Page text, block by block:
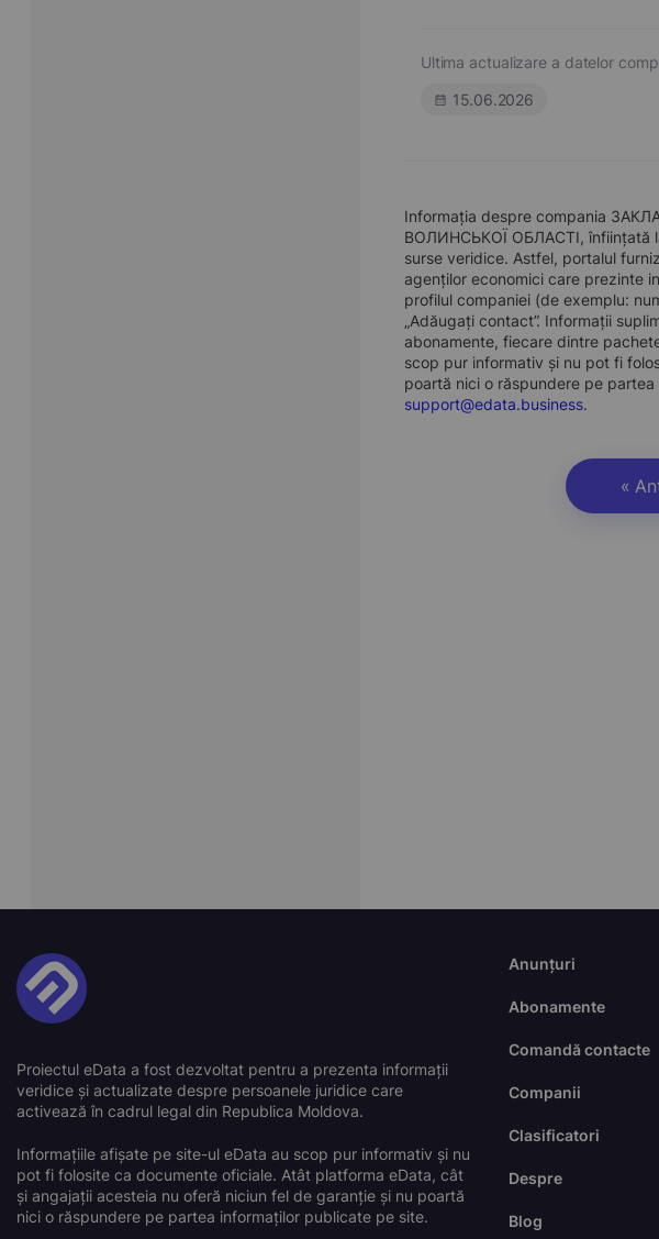
Ultima actualizare a datelor
15.06.2026
Informația despre compania
ВОЛИНСЬКОЇ ОБЛАСТІ, înființată
surse veridice. Astfel, portalul
agenților economici care prezinte
profilul companiei (de exemplu:
„Adăugați contact”. Informații
abonamente, fiecare dintre
scop pur informativ și nu pot fi
poartă nici o răspundere pe
support@edata.business.
«
Proiectul eData a fost dezvoltat pentru a prezenta informații
veridice și actualizate despre persoanele juridice care
activează în cadrul legal din Republica Moldova.
Informațiile afișate pe site-ul eData au scop pur informativ și nu
pot fi folosite ca documente oficiale. Atât platforma eData, cât
și angajații acesteia nu oferă niciun fel de garanție și nu poartă
nici o răspundere pe partea informaților publicate pe site.
Anunțuri
Abonamente
Comandă contacte
Companii
Clasificatori
Despre
Blog